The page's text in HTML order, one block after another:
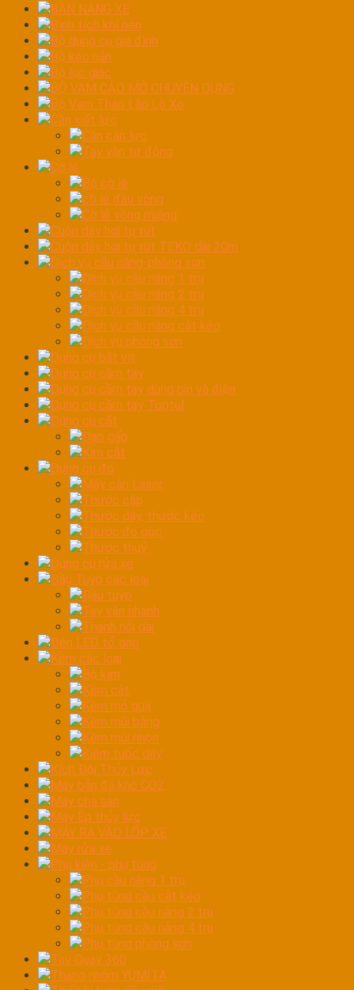
BÀN NÁNG XE
Bình tích khí nén
Bộ dụng cụ gia đình
Bộ kéo nắn
Bộ lục giác
BỘ VAM CẢO MỞ CHUYÊN DỤNG
Bộ Vam Tháo Lắp Lò Xo
Cần xiết lực
Cần cân lực
Tay vặn tự động
Cờ lê
Bộ cờ lê
cờ lê đầu vòng
Cờ lê vòng miệng
Cuộn dây hơi tự rút
Cuộn dây hơi tự rút TEKO dài 20m
Dịch vụ cầu nâng-phòng sơn
Dịch vụ cầu nâng 1 trụ
Dịch vụ cầu nâng 2 trụ
Dịch vụ cầu nâng 4 trụ
Dịch vụ cầu nâng cắt kéo
Dịch vụ phòng sơn
Dụng cụ bắt vít
Dụng cụ cầm tay
Dụng cụ cầm tay dùng pin và điện
Dụng cụ cầm tay Toptul
Dụng cụ cắt
Dao gấp
Kìm cắt
Dụng cụ đo
Máy cân Laser
Thước cặp
Thước dây, thước kéo
Thước đo góc
Thước thuỷ
Dụng cụ rửa xe
Đầu Tuýp các loại
Đầu tuýp
Tay vặn nhanh
Thanh nối dài
Đèn LED tổ ong
Kềm các loại
Bộ kìm
Kềm cắt
Kềm mỏ quạ
Kềm mũi bằng
Kềm mũi nhọn
Kiềm tuốc dây
Kích Đội Thủy Lực
Máy bắn đá khô CO2
Máy chà sàn
Máy Ép thủy lực
MÁY RA VÀO LỐP XE
Máy rửa xe
Phụ kiện - phụ tùng
Phụ cầu nâng 1 trụ
Phụ tùng cầu cắt kéo
Phụ tùng cầu nâng 2 trụ
Phụ tùng cầu nâng 4 trụ
Phụ tùng phòng sơn
Tay Quay 360
Thang nhôm YUMITA